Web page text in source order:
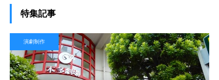
特集記事
演劇制作